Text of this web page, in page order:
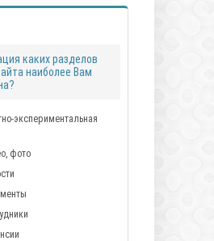
каких разделов
наиболее Вам
экспериментальная
фото